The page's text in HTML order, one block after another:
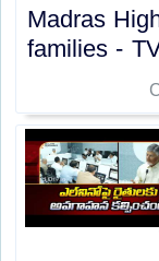
Madras
families -